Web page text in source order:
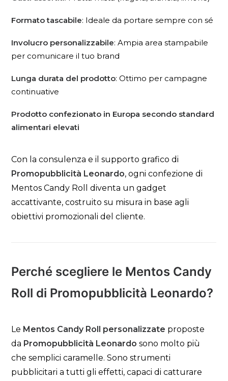
Formato tascabile: Ideale da portare sempre con sé
Involucro personalizzabile: Ampia area stampabile
per comunicare il tuo brand
Lunga durata del prodotto: Ottimo per campagne
continuative
Prodotto confezionato in Europa secondo standard
alimentari elevati
Con la consulenza e il supporto grafico di
Promopubblicità Leonardo, ogni confezione di
Mentos Candy Roll diventa un gadget
accattivante, costruito su misura in base agli
obiettivi promozionali del cliente.
Perché scegliere le Mentos Candy
Roll di Promopubblicità Leonardo?
Le Mentos Candy Roll personalizzate proposte
da Promopubblicità Leonardo sono molto più
che semplici caramelle. Sono strumenti
pubblicitari a tutti gli effetti, capaci di catturare